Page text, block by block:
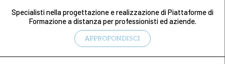
Specialisti nella progettazione e realizzazione di Piattaforme di
Formazione a distanza per professionisti ed aziende.
APPROFONDISCI